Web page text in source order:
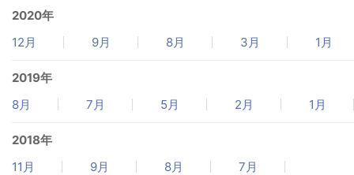
2020年
12月
9月 8月 3月 1月
2019年
8月
7月 5月 2月 1月
2018年
11月
9月 8月
7月